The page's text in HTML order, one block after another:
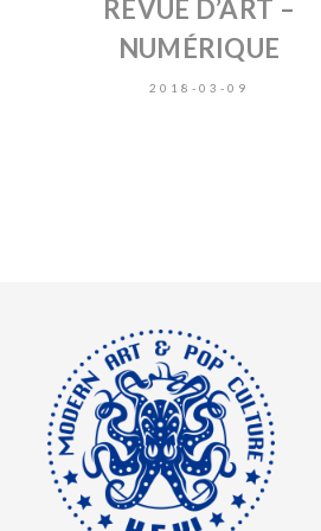
REVUE D’ART –
NUMÉRIQUE
2018-03-09